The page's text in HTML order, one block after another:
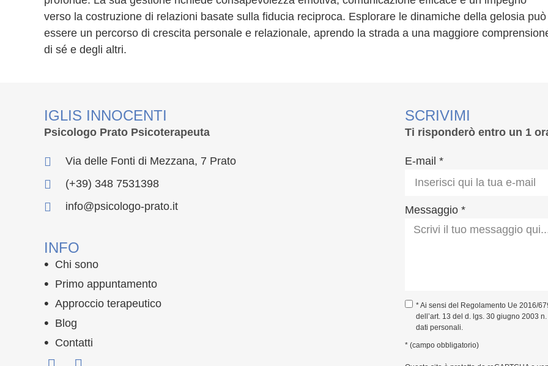
verso la costruzione di relazioni basate sulla fiducia reciproca. Esplorare le dinamiche della gelosia può
essere un percorso di crescita personale e relazionale, aprendo la strada a una maggiore
di sé e degli altri.
IGLIS INNOCENTI
Psicologo Prato Psicoterapeuta
Via delle Fonti di Mezzana, 7 Prato
(+39) 348 7531398
info@psicologo-prato.it
INFO
Chi sono
Primo appuntamento
Approccio terapeutico
Blog
Contatti
SCRIVIMI
Ti risponderò entro un 1
E-mail *
Messaggio *
* Ai sensi del Regolamento Ue 2016/
dell’art. 13 del d. lgs. 30 giugno 2003
dati personali.
* (campo obbligatorio)